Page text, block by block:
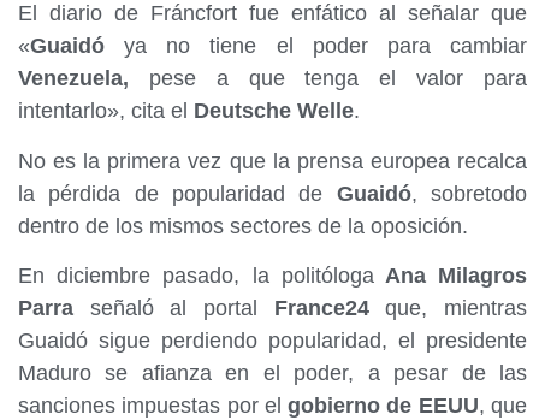
El diario de Fráncfort fue enfático al señalar que
«Guaidó ya no tiene el poder para cambiar
Venezuela, pese a que tenga el valor para
intentarlo», cita el Deutsche Welle.
No es la primera vez que la prensa europea recalca
la pérdida de popularidad de Guaidó, sobretodo
dentro de los mismos sectores de la oposición.
En diciembre pasado, la politólogaAna Milagros
Parra señaló al portal France24que, mientras
Guaidó sigue perdiendo popularidad, el presidente
Maduro se afianza en el poder, a pesar de las
sanciones impuestas por elgobierno de EEUU, que